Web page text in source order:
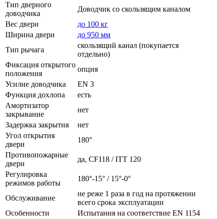
Тип дверного
доводчика
Доводчик со скользящим каналом
Вес двери
до 100 кг
Ширина двери
до 950 мм
Тип рычага
скользящий канал (покупается
отдельно)
Фиксация открытого
положения
опция
Усилие доводчика
EN 3
Функция дохлопа
есть
Амортизатор
закрывание
нет
Задержка закрытия
нет
Угол открытия
двери
180°
Противопожарные
двери
да, CF118 / ITT 120
Регулировка
режимов работы
180°-15° / 15°-0°
Обслуживание
не реже 1 раза в год на протяжении
всего срока эксплуатации
Особенности
Испытания на соответствие EN 1154